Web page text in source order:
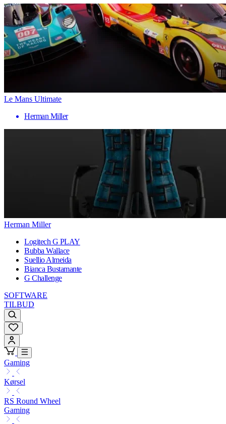
Le Mans Ultimate
Herman Miller
Herman Miller
Logitech G PLAY
Bubba Wallace
Suellio Almeida
Bianca Bustamante
G Challenge
SOFTWARE
TILBUD
Gaming
Kørsel
RS Round Wheel
Gaming